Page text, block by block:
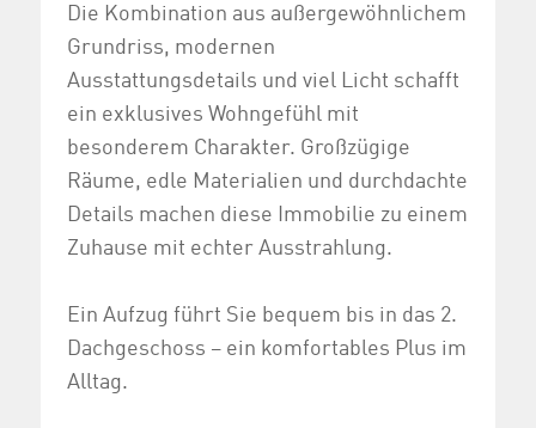
Die Kombination aus außergewöhnlichem
Grundriss, modernen
Ausstattungsdetails und viel Licht schafft
ein exklusives Wohngefühl mit
besonderem Charakter. Großzügige
Räume, edle Materialien und durchdachte
Details machen diese Immobilie zu einem
Zuhause mit echter Ausstrahlung.
Ein Aufzug führt Sie bequem bis in das 2.
Dachgeschoss – ein komfortables Plus im
Alltag.